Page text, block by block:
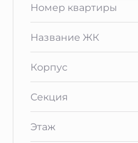
Номер квартиры
Название ЖК
Корпус
Секция
Этаж